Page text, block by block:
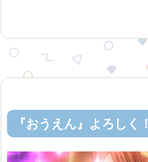
『おうえん』よろしく！